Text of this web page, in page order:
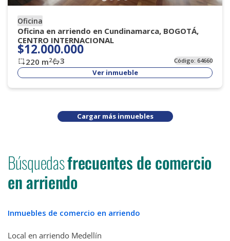
Oficina
Oficina en arriendo en Cundinamarca, BOGOTÁ,
CENTRO INTERNACIONAL
$12.000.000
220 m2 3 Código:64660
Ver inmueble
Cargar más inmuebles
Búsquedasfrecuentes de comercio
en arriendo
Inmuebles de comercio en arriendo
Local en arriendo Medellín